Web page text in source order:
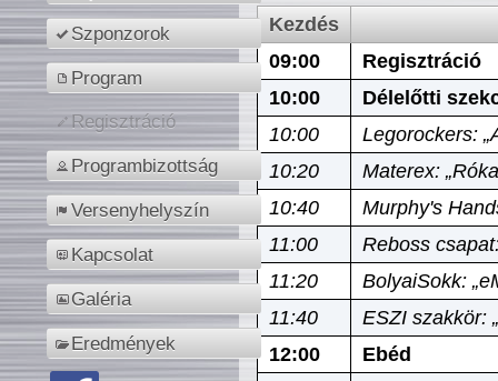
Szponzorok
Program
Regisztráció
Programbizottság
Versenyhelyszín
Kapcsolat
Galéria
Eredmények
Kezdés
09:00
Regisztráció
10:00
Délelőtti
10:00
Legorockers:
10:20
Materex:
10:40
Murphy's
11:00
Reboss
11:20
BolyaiSokk:
11:40
ESZI szakkör:
12:00
Ebéd